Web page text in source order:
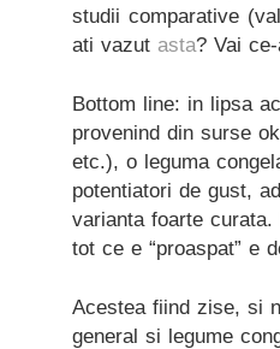
studii comparative
ati vazut asta? Vai
Bottom line: in lipsa
provenind din surse
etc.), o leguma
potentiatori de gust,
varianta foarte
tot ce e “proaspat” e
Acestea fiind zise, si
general si legume